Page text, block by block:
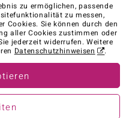
Cookies
Impressum
widerrufen
countries:
der elumeo
zu ermöglichen, passende
zu messen,
Cookies. Sie können durch den
aller Cookies zustimmen oder
jederzeit widerrufen. Weitere
Datenschutzhinweisen .